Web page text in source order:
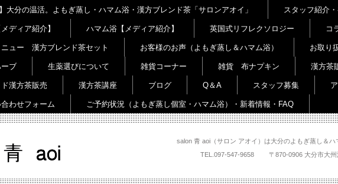
salon 青 aoi（サロン アオイ）は大分のよもぎ蒸し＆
TEL. 097-547-9658 〒870-0906 大分
大分の温活。よもぎ蒸し・ハマム浴・漢方ブレンド茶「サロンアオイ」 スタッフ紹介
ディア紹介】 ハマム浴【メディア紹介】 英国式リフレクソロジー コ
ニュー 漢方ブレンド茶セット お客様のお声（よもぎ蒸し＆ハマム浴） お取り
ブ 生薬選びについて 雑貨コーナー 雑貨 布ナプキン 漢方茶
漢方茶販売 漢方茶講座 ブログ Q＆A スタッフ募集
わせフォーム ご予約状況（よもぎ蒸し個室・ハマム浴）・新着情報・FAQ